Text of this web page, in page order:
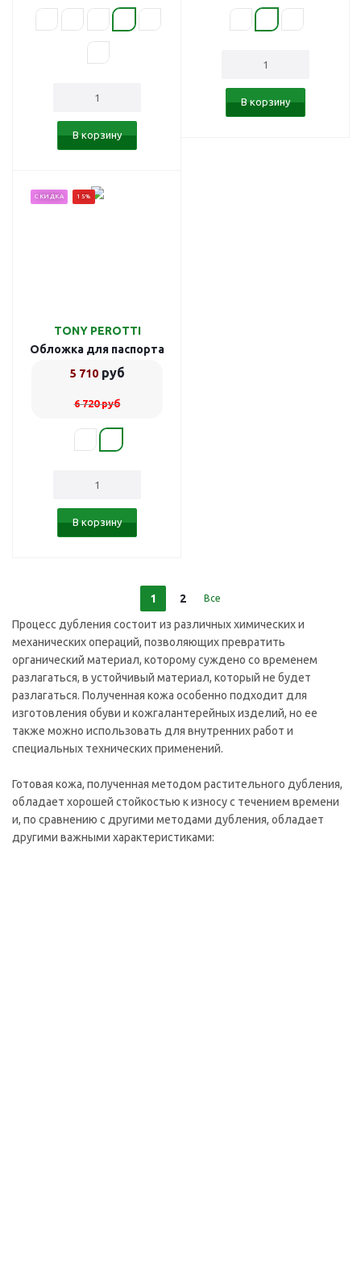
В корзину
В корзину
СКИДКА 15%
TONY PEROTTI
Обложка для паспорта
и автодокументов
Bruciato 781096A/3
5 710руб
6 720руб
В корзину
1 2 Все
Процесс дубления состоит из различных химических и
механических операций, позволяющих превратить
органический материал, которому суждено со временем
разлагаться, в устойчивый материал, который не будет
разлагаться. Полученная кожа особенно подходит для
изготовления обуви и кожгалантерейных изделий, но ее
также можно использовать для внутренних работ и
специальных технических применений.
Готовая кожа, полученная методом растительного дубления,
обладает хорошей стойкостью к износу с течением времени
и, по сравнению с другими методами дубления, обладает
другими важными характеристиками: